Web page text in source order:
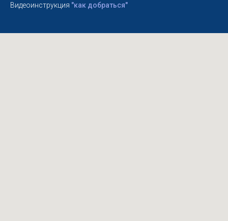
Видеоинструкция "как добраться"